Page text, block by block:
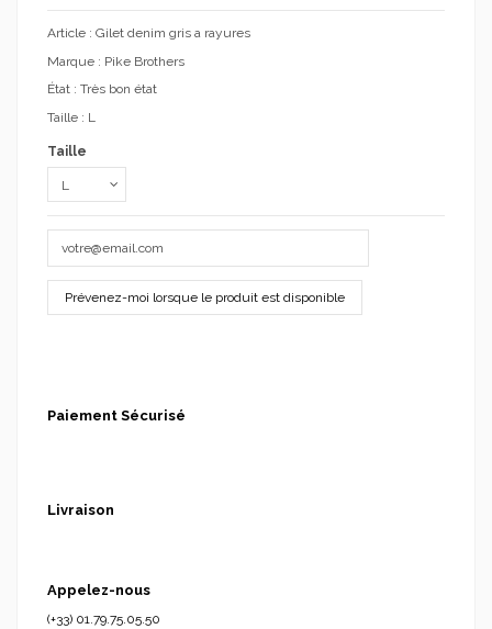
Article : Gilet denim gris a rayures
Marque : Pike Brothers
État : Très bon état
Taille : L
Taille
Paiement Sécurisé
Livraison
Appelez-nous
(+33) 01.79.75.05.50